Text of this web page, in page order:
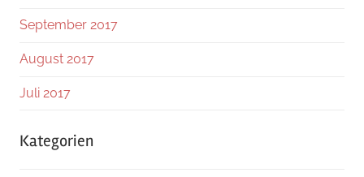
September 2017
August 2017
Juli 2017
Kategorien